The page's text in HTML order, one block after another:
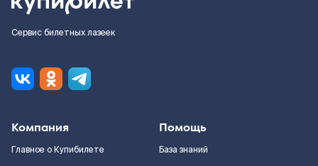
Сервис билетных лазеек
Компания
Главное о Купибилете
Помощь
База знаний